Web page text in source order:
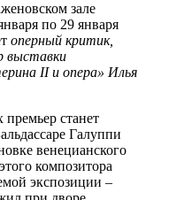
зале
по 29 января
оперный критик,
выставки
II и опера» Илья
станет
Галуппи
венецианского
композитора
экспозиции –